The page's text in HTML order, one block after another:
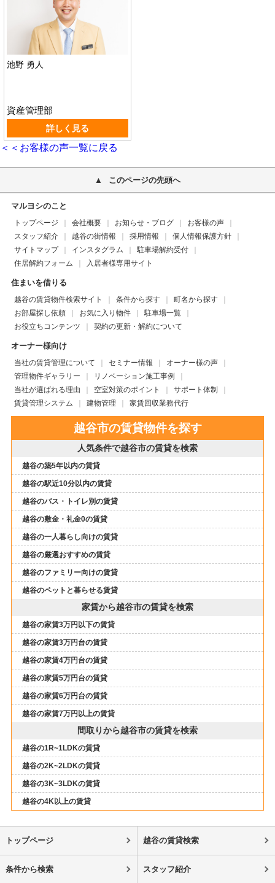
池野 勇人
資産管理部
詳しく見る
＜＜お客様の声一覧に戻る
このページの先頭へ
マルヨシのこと
トップページ 会社概要 お知らせ・ブログ
お客様の声
スタッフ紹介
越谷の街情報 採用情報
個人情報保護方針
サイトマップ
インスタグラム
駐車場解約受付
住居解約フォーム
入居者様専用サイト
住まいを借りる
越谷の賃貸物件検索サイト 条件から探す
町名から探す
お部屋探し依頼
お気に入り物件
駐車場一覧
お役立ちコンテンツ
契約の更新・解約について
オーナー様向け
当社の賃貸管理について セミナー情報
オーナー様の声
管理物件ギャラリー
リノベーション施工事例
当社が選ばれる理由
空室対策のポイント
サポート体制
賃貸管理システム
建物管理 家賃回収業務代行
越谷市の賃貸物件を探す
人気条件で越谷市の賃貸を検索
越谷の築5年以内の賃貸
越谷の駅近10分以内の賃貸
越谷のバス・トイレ別の賃貸
越谷の敷金・礼金0の賃貸
越谷の一人暮らし向けの賃貸
越谷の厳選おすすめの賃貸
越谷のファミリー向けの賃貸
越谷のペットと暮らせる賃貸
家賃から越谷市の賃貸を検索
越谷の家賃3万円以下の賃貸
越谷の家賃3万円台の賃貸
越谷の家賃4万円台の賃貸
越谷の家賃5万円台の賃貸
越谷の家賃6万円台の賃貸
越谷の家賃7万円以上の賃貸
間取りから越谷市の賃貸を検索
越谷の1R~1LDKの賃貸
越谷の2K~2LDKの賃貸
越谷の3K~3LDKの賃貸
越谷の4K以上の賃貸
トップページ 越谷の賃貸検索
条件から検索 スタッフ紹介